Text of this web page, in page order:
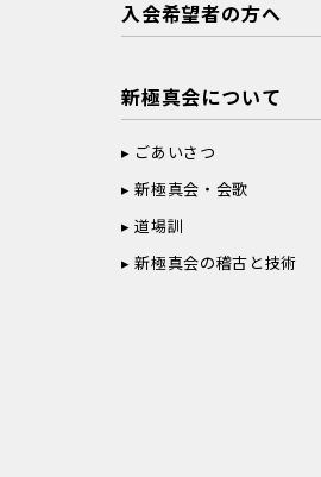
入会希望者の方へ
新極真会について
ごあいさつ
新極真会・会歌
道場訓
新極真会の稽古と技術